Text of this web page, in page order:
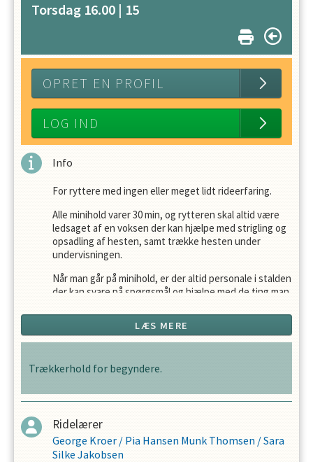
Torsdag 16.00 | 15
OPRET EN PROFIL
LOG IND
Info
For ryttere med ingen eller meget lidt rideerfaring.
Alle minihold varer 30 min, og rytteren skal altid være
ledsaget af en voksen der kan hjælpe med strigling og
opsadling af hesten, samt trække hesten under
undervisningen.
Når man går på minihold, er der altid personale i stalden
der kan svare på spørgsmål og hjælpe med de ting man
Man går på minihold indtil ridelæreren vurderer at man
er i stand til at klargøre og ride hesten selv.
LÆS MERE
Trækkerhold for begyndere.
Ridelærer
George Kroer/ Pia Hansen Munk Thomsen/Sara
Silke Jakobsen